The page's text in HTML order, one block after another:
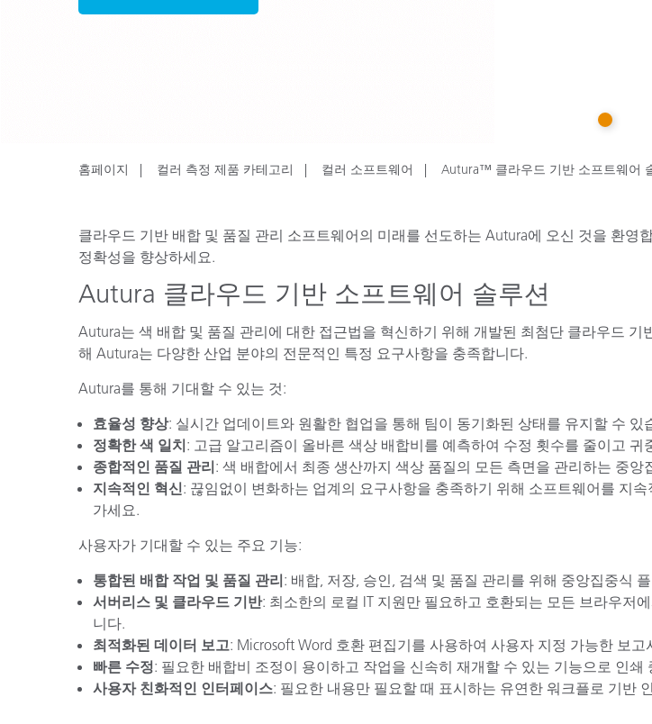
내
1
홈페이지 컬러 측정 제품 카테고리 컬러 소프트웨어 Autura™ 클라우드 기반 소프트웨어
클라우드 기반 배합 및 품질 관리 소프트웨어의 미래를 선도하는 Autura에 오신 것을 환
정확성을 향상하세요.
Autura 클라우드 기반 소프트웨어 솔루션
Autura는 색 배합 및 품질 관리에 대한 접근법을 혁신하기 위해 개발된 최첨단 클라우드
해 Autura는 다양한 산업 분야의 전문적인 특정 요구사항을 충족합니다.
Autura를 통해 기대할 수 있는 것:
효율성 향상: 실시간 업데이트와 원활한 협업을 통해 팀이 동기화된 상태를 유지할 수 있
정확한 색 일치: 고급 알고리즘이 올바른 색상 배합비를 예측하여 수정 횟수를 줄이고 귀
종합적인 품질 관리: 색 배합에서 최종 생산까지 색상 품질의 모든 측면을 관리하는 중앙
지속적인 혁신: 끊임없이 변화하는 업계의 요구사항을 충족하기 위해 소프트웨어를 지
가세요.
사용자가 기대할 수 있는 주요 기능:
통합된 배합 작업 및 품질 관리: 배합, 저장, 승인, 검색 및 품질 관리를 위해 중앙집중식
서버리스 및 클라우드 기반: 최소한의 로컬 IT 지원만 필요하고 호환되는 모든 브라우저
니다.
최적화된 데이터 보고: Microsoft Word 호환 편집기를 사용하여 사용자 지정 가능한 보
빠른 수정: 필요한 배합비 조정이 용이하고 작업을 신속히 재개할 수 있는 기능으로 인쇄
사용자 친화적인 인터페이스: 필요한 내용만 필요할 때 표시하는 유연한 워크플로 기반